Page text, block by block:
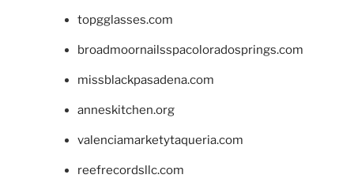
topgglasses.com
broadmoornailsspacoloradosprings.com
missblackpasadena.com
anneskitchen.org
valenciamarketytaqueria.com
reefrecordsllc.com